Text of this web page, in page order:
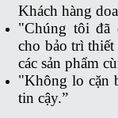
Khách hàng
"Chúng tôi đã
cho bảo trì
các sản phẩm
"Không lo cặn
tin cậy.”